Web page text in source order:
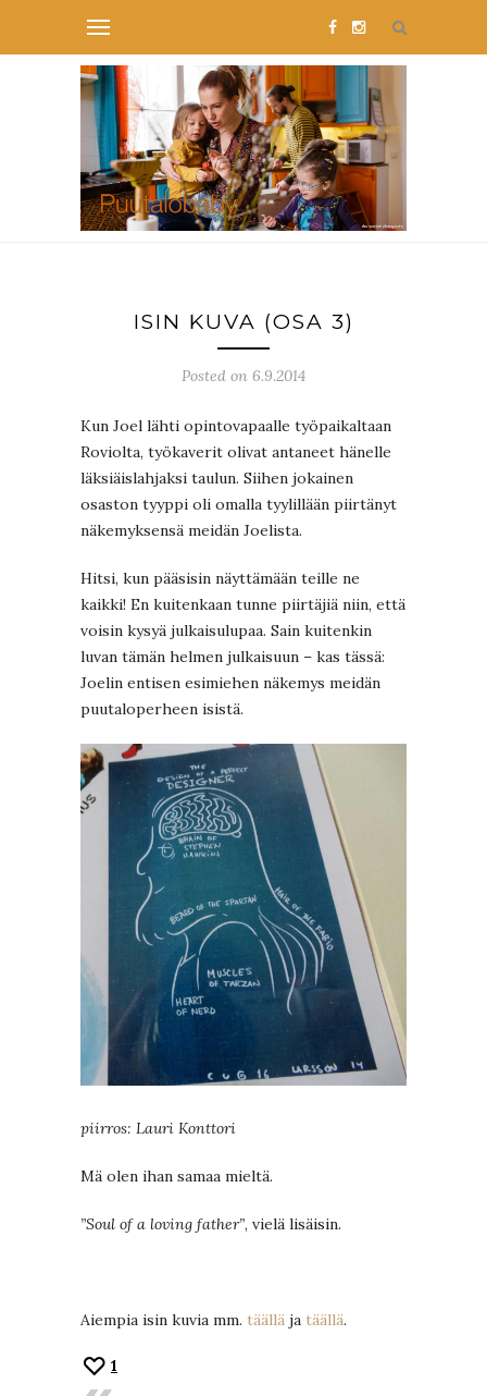
ISIN KUVA (OSA 3)
Posted on 6.9.2014
Kun Joel lähti opintovapaalle työpaikaltaan
Roviolta, työkaverit olivat antaneet hänelle
läksiäislahjaksi taulun. Siihen jokainen
osaston tyyppi oli omalla tyylillään piirtänyt
näkemyksensä meidän Joelista.
Hitsi, kun pääsisin näyttämään teille ne
kaikki! En kuitenkaan tunne piirtäjiä niin, että
voisin kysyä julkaisulupaa. Sain kuitenkin
luvan tämän helmen julkaisuun – kas tässä:
Joelin entisen esimiehen näkemys meidän
puutaloperheen isistä.
piirros: Lauri Konttori
Mä olen ihan samaa mieltä.
”Soul of a loving father”, vielä lisäisin.
Aiempia isin kuvia mm. täällä ja täällä.
1